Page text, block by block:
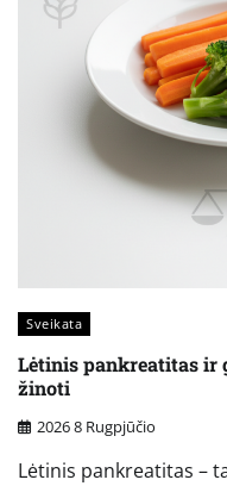
Sveikata
Lėtinis pankreatitas ir
žinoti
2026 8 Rugpjūčio
Lėtinis pankreatitas –